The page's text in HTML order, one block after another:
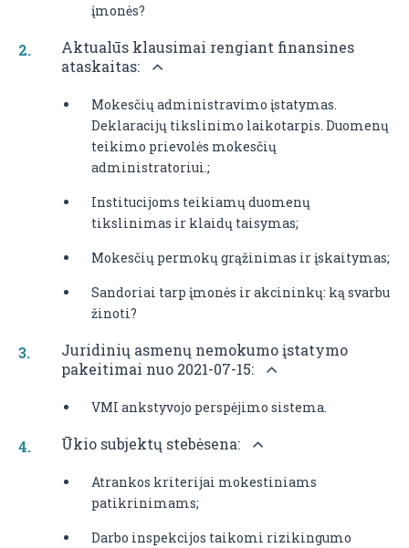
įmonės?
Aktualūs klausimai rengiant finansines
ataskaitas:
Mokesčių administravimo įstatymas.
Deklaracijų tikslinimo laikotarpis. Duomenų
teikimo prievolės mokesčių
administratoriui.;
Institucijoms teikiamų duomenų
tikslinimas ir klaidų taisymas;
Mokesčių permokų grąžinimas ir įskaitymas;
Sandoriai tarp įmonės ir akcininkų: ką svarbu
žinoti?
Juridinių asmenų nemokumo įstatymo
pakeitimai nuo 2021-07-15:
VMI ankstyvojo perspėjimo sistema.
Ūkio subjektų stebėsena:
Atrankos kriterijai mokestiniams
patikrinimams;
Darbo inspekcijos taikomi rizikingumo